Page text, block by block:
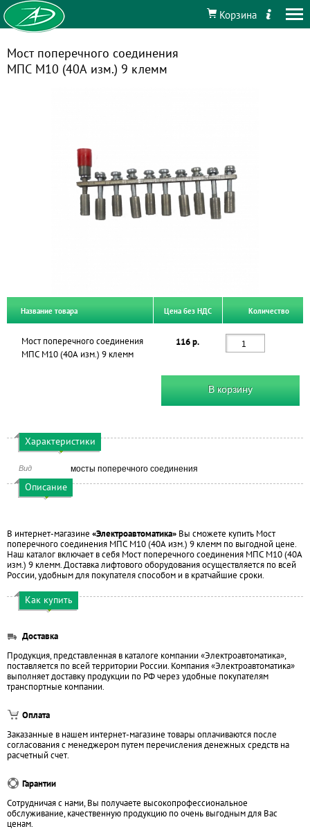
Корзина
Мост поперечного соединения
МПС М10 (40А изм.) 9 клемм
Название товара Цена без НДС Количество
Мост поперечного соединения
МПС М10 (40А изм.) 9 клемм
116 р.
В корзину
Характеристики
Вид мосты поперечного соединения
Описание
В интернет-магазине «Электроавтоматика» Вы сможете купить Мост
поперечного соединения МПС М10 (40А изм.) 9 клемм по выгодной цене.
Наш каталог включает в себя Мост поперечного соединения МПС М10 (40А
изм.) 9 клемм. Доставка лифтового оборудования осуществляется по всей
России, удобным для покупателя способом и в кратчайшие сроки.
Как купить
Доставка
Продукция, представленная в каталоге компании «Электроавтоматика»,
поставляется по всей территории России. Компания «Электроавтоматика»
выполняет доставку продукции по РФ через удобные покупателям
транспортные компании.
Оплата
Заказанные в нашем интернет-магазине товары оплачиваются после
согласования с менеджером путем перечисления денежных средств на
расчетный счет.
Гарантии
Сотрудничая с нами, Вы получаете высокопрофессиональное
обслуживание, качественную продукцию по очень выгодным для Вас
ценам.